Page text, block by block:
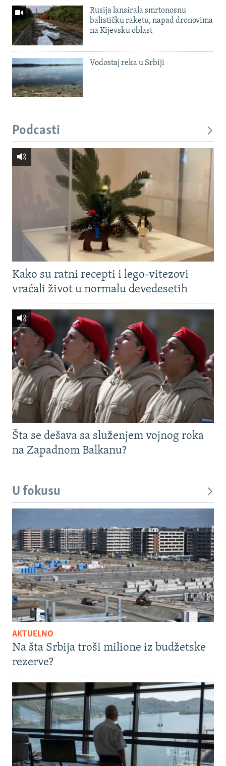
Rusija lansirala smrtonosnu
balističku raketu, napad dronovima
na Kijevsku oblast
Vodostaj reka u Srbiji
Podcasti
Kako su ratni recepti i lego-vitezovi
vraćali život u normalu devedesetih
Šta se dešava sa služenjem vojnog roka
na Zapadnom Balkanu?
U fokusu
AKTUELNO
Na šta Srbija troši milione iz budžetske
rezerve?